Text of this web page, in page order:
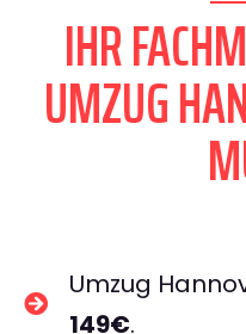
IHR
UMZUG
Umzug
149€.